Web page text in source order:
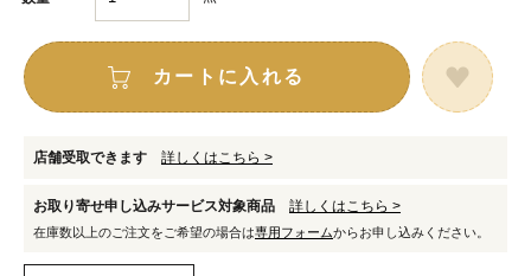
カートに入れる
店舗受取できます 詳しくはこちら >
お取り寄せ申し込みサービス対象商品 詳しくはこちら >
在庫数以上のご注文をご希望の場合は専用フォームからお申し込みください。